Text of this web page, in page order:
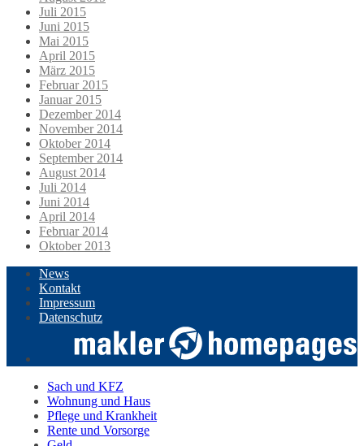
Juli 2015
Juni 2015
Mai 2015
April 2015
März 2015
Februar 2015
Januar 2015
Dezember 2014
November 2014
Oktober 2014
September 2014
August 2014
Juli 2014
Juni 2014
April 2014
Februar 2014
Oktober 2013
News
Kontakt
Impressum
Datenschutz
Sach und KFZ
Wohnung und Haus
Pflege und Krankheit
Rente und Vorsorge